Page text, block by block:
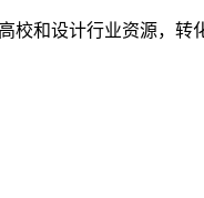
和设计行业资源，转